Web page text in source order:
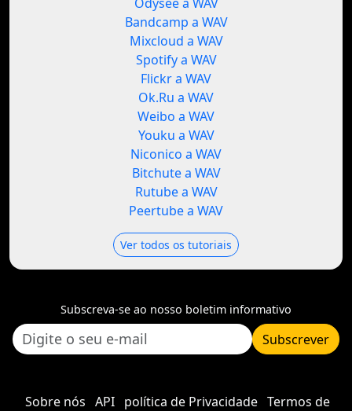
Bandcamp a WAV
Mixcloud a WAV
Spotify a WAV
Flickr a WAV
Ok.Ru a WAV
Weibo a WAV
Youku a WAV
Niconico a WAV
Bitchute a WAV
Rutube a WAV
Peertube a WAV
Ver todos os tutoriais
Subscreva-se ao nosso boletim informativo
Subscrever
Sobre nós API política de Privacidade Termos de